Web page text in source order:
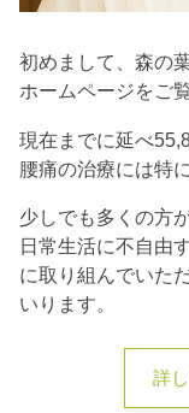
初めまして、森の
ホームページをご
現在までに延べ
腰痛の治療には特
少しでも多くの方
日常生活に不自由
に取り組んでいた
いります。
詳